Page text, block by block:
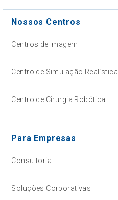
Nossos Centros
Centros de Imagem
Centro de Simulação Realística
Centro de Cirurgia Robótica
Para Empresas
Consultoria
Soluções Corporativas